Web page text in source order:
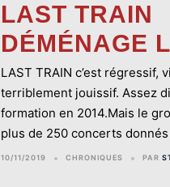
LAST TRAIN
DÉMÉNAGE
LAST TRAIN c’est régressif,
terriblement jouissif. Assez
formation en 2014.Mais le
plus de 250 concerts
10/11/2019 CHRONIQUES PAR